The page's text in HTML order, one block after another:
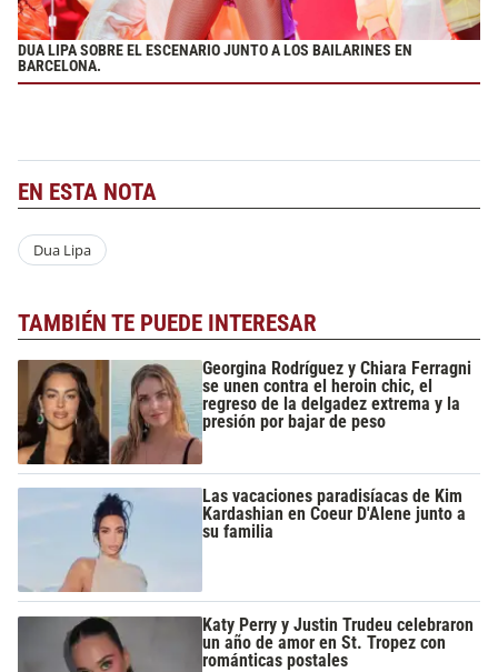
DUA LIPA SOBRE EL ESCENARIO JUNTO A LOS BAILARINES EN
BARCELONA.
EN ESTA NOTA
Dua Lipa
TAMBIÉN TE PUEDE INTERESAR
Georgina Rodríguez y Chiara Ferragni
se unen contra el heroin chic, el
regreso de la delgadez extrema y la
presión por bajar de peso
Las vacaciones paradisíacas de Kim
Kardashian en Coeur D'Alene junto a
su familia
Katy Perry y Justin Trudeu celebraron
un año de amor en St. Tropez con
románticas postales